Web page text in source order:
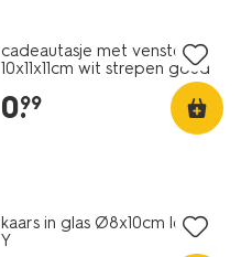
cadeautasje met venster
10x11x11cm wit strepen goud
0.
99
kaars in glas Ø8x10cm letter
Y